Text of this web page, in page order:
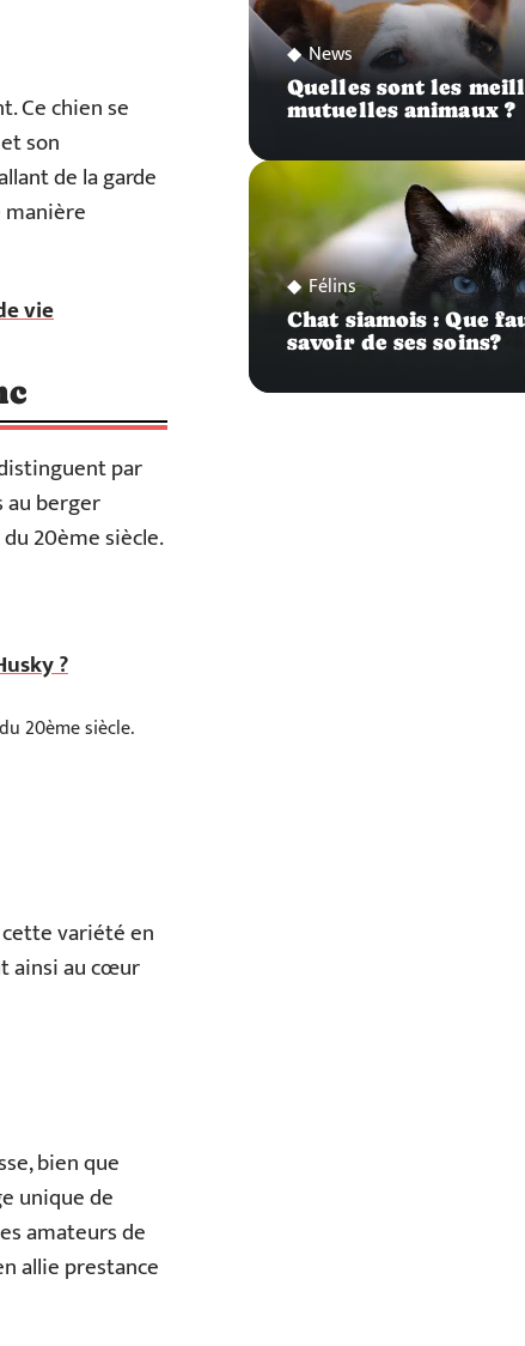
Ce chien se
son
de la garde
manière
vie
par
au berger
20ème siècle.
?
20ème siècle.
variété en
ainsi au cœur
bien que
unique de
amateurs de
allie prestance
News
Quelles sont les
mutuelles animaux ?
Félins
Chat siamois : Que
savoir de ses soins?